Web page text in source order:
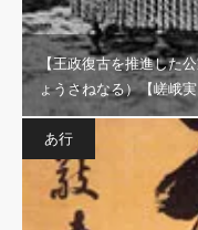
【王政復古を推進した
ょうさねなる）【嵯峨
あ行